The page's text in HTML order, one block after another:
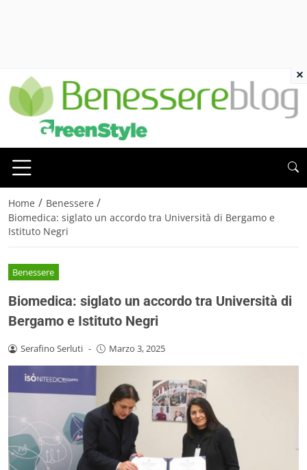
Home / Benessere /
Biomedica: siglato un accordo tra Università di Bergamo e
Istituto Negri
Benessere
Biomedica: siglato un accordo tra Università di
Bergamo e Istituto Negri
Serafino Serluti - Marzo 3, 2025
×